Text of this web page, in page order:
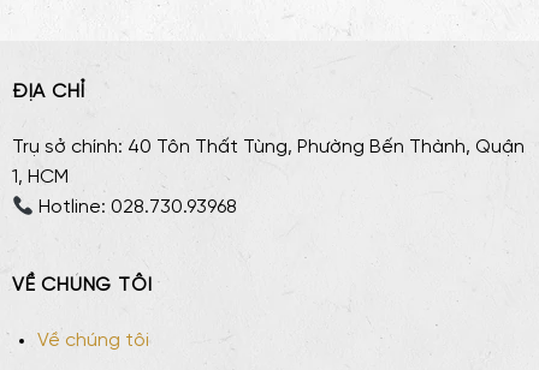
ĐỊA CHỈ
Trụ sở chính: 40 Tôn Thất Tùng, Phường Bến Thành, Quận
1, HCM
Hotline: 028.730.93968
VỀ CHÚNG TÔI
Về chúng tôi